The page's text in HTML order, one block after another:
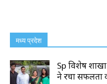
मध्य प्रदेश
Sp विशेष
ने रचा सफलता